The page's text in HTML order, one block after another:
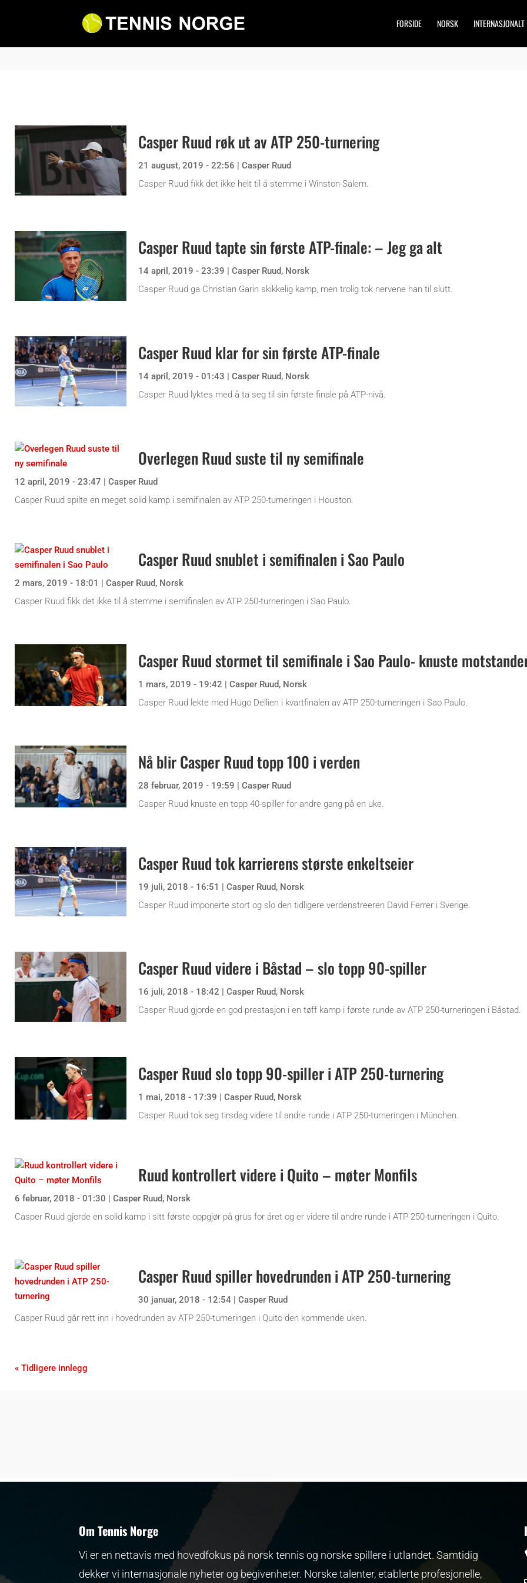
FORSIDE NORSK INTERNASJONALT
Casper Ruud røk ut av ATP 250-turnering
21 august, 2019 - 22:56
Casper Ruud
Casper Ruud fikk det ikke helt til å stemme i Winston-Salem.
Casper Ruud tapte sin første ATP-finale: – Jeg ga alt
14 april, 2019 - 23:39 | Casper Ruud, Norsk
Casper Ruud ga Christian Garin skikkelig kamp, men trolig tok nervene han til slutt.
Casper Ruud klar for sin første ATP-finale
14 april, 2019 - 01:43 | Casper Ruud, Norsk
Casper Ruud lyktes med å ta seg til sin første finale på ATP-nivå.
Overlegen Ruud suste til ny semifinale
12 april, 2019 - 23:47 | Casper Ruud
Casper Ruud spilte en meget solid kamp i semifinalen av ATP 250-turneringen i Houston.
Casper Ruud snublet i semifinalen i Sao Paulo
2 mars, 2019 - 18:01 | Casper Ruud, Norsk
Casper Ruud fikk det ikke til å stemme i semifinalen av ATP 250-turneringen i Sao Paulo.
Casper Ruud stormet til semifinale i Sao Paulo- knuste
1 mars, 2019 - 19:42 | Casper Ruud, Norsk
Casper Ruud lekte med Hugo Dellien i kvartfinalen av ATP 250-turneringen i Sao Paulo.
Nå blir Casper Ruud topp 100 i verden
28 februar, 2019 - 19:59 | Casper Ruud
Casper Ruud knuste en topp 40-spiller for andre gang på en uke.
Casper Ruud tok karrierens største enkeltseier
19 juli, 2018 - 16:51 | Casper Ruud, Norsk
Casper Ruud imponerte stort og slo den tidligere verdenstreeren David Ferrer i Sverige.
Casper Ruud videre i Båstad – slo topp 90-spiller
16 juli, 2018 - 18:42 Casper Ruud, Norsk
Casper Ruud gjorde en god prestasjon i en tøff kamp i første runde av ATP 250-turneringen i Båstad.
Casper Ruud slo topp 90-spiller i ATP 250-turnering
1 mai, 2018 - 17:39 | Casper Ruud, Norsk
Casper Ruud tok seg tirsdag videre til andre runde i ATP 250-turneringen i München.
Ruud kontrollert videre i Quito – møter Monfils
6 februar, 2018 - 01:30 | Casper Ruud, Norsk
Casper Ruud gjorde en solid kamp i sitt første oppgjør på grus for året og er videre til andre runde i ATP 250-turneringen i Quito.
Casper Ruud spiller hovedrunden i ATP 250-turnering
30 januar, 2018 - 12:54 | Casper Ruud
Casper Ruud går rett inn i hovedrunden av ATP 250-turneringen i Quito den kommende uken.
« Tidligere innlegg
Om Tennis Norge
Vi er en nettavis med hovedfokus på norsk tennis og norske spillere i utlandet. Samtidig
dekker vi internasjonale nyheter og begivenheter. Norske talenter, etablerte profesjonelle,